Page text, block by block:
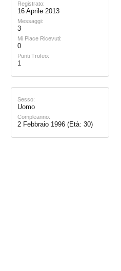
Registrato:
16 Aprile 2013
Messaggi:
3
Mi Piace Ricevuti:
0
Punti Trofeo:
1
Sesso:
Uomo
Compleanno:
2 Febbraio 1996 (Età: 30)